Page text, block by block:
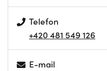
Telefon
+420 481 549 126
E-mail